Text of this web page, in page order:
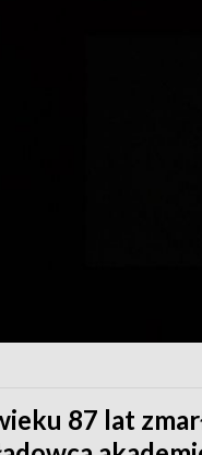
87 lat